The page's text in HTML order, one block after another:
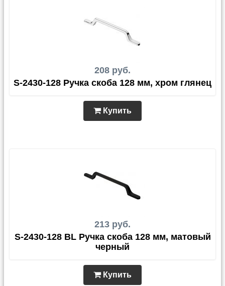
208 руб.
S-2430-128 Ручка скоба 128 мм, хром глянец
Купить
213 руб.
S-2430-128 BL Ручка скоба 128 мм, матовый
черный
Купить